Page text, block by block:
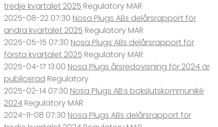
tredje kvartalet 2025 Regulatory MAR
2025-08-22 07:30 Nosa Plugs ABs delårsrapport för
andra kvartalet 2025 Regulatory MAR
2025-05-15 07:30 Nosa Plugs ABs delårsrapport för
första kvartalet 2025 Regulatory MAR
2025-04-17 13:00 Nosa Plugs årsredovisning för 2024 är
publicerad Regulatory
2025-02-14 07:30 Nosa Plugs AB:s bokslutskommuniké
2024 Regulatory MAR
2024-11-08 07:30 Nosa Plugs ABs delårsrapport för